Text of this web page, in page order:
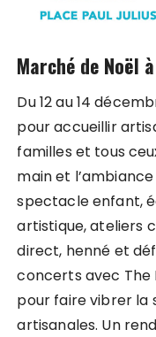
Marché de Noël
Du 12 au 14
pour accueillir
familles et tous
main et
spectacle enfant,
artistique, ateliers
direct, henné et
concerts avec The
pour faire vibrer la
artisanales. Un